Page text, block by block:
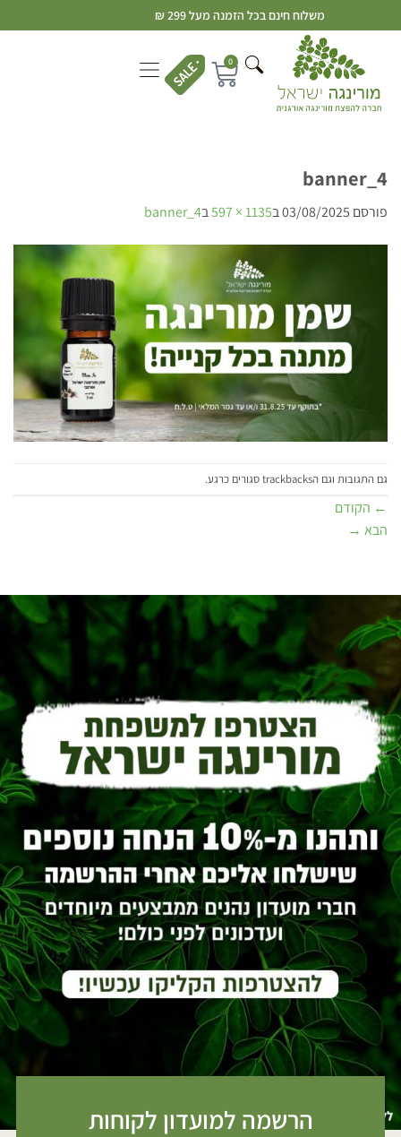
משלוח חינם בכל הזמנה מעל 299 ₪
0
banner_4
פורסם 03/08/2025ב1135 × 597 בbanner_4
גם התגובות וגם הtrackbacks סגורים כרגע.
← הקודם
הבא →
הרשמה למועדון לקוחות